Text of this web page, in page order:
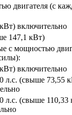
двигателя (с
включительно
147,1 кВт)
с мощностью
включительно
л.с. (свыше 73,55
л.с. (свыше 110,33